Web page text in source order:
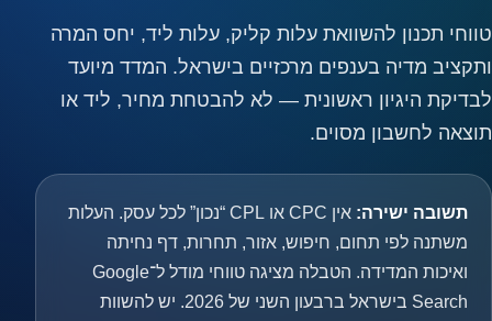
טווחי תכנון להשוואת עלות קליק, עלות ליד, יחס המרה
ותקציב מדיה בענפים מרכזיים בישראל. המדד מיועד
לבדיקת היגיון ראשונית — לא להבטחת מחיר, ליד או
תוצאה לחשבון מסוים.
תשובה ישירה:
אין CPC או CPL “נכון” לכל עסק. העלות
משתנה לפי תחום, חיפוש, אזור, תחרות, דף נחיתה
ואיכות המדידה. הטבלה מציגה טווחי מודל ל־Google
Search בישראל ברבעון השני של 2026. יש להשוות